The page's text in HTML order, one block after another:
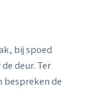
bij spoed
deur. Ter
bespreken de